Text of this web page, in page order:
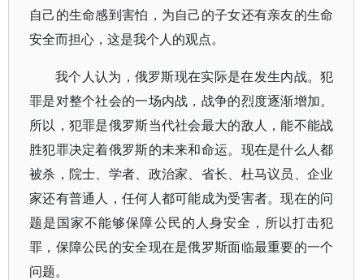
自己的生命感到害怕，为自己的子女还有亲友的生命
安全而担心，这是我个人的观点。
我个人认为，俄罗斯现在实际是在发生内战。犯
罪是对整个社会的一场内战，战争的烈度逐渐增加。
所以，犯罪是俄罗斯当代社会最大的敌人，能不能战
胜犯罪决定着俄罗斯的未来和命运。现在是什么人都
被杀，院士、学者、政治家、省长、杜马议员、企业
家还有普通人，任何人都可能成为受害者。现在的问
题是国家不能够保障公民的人身安全，所以打击犯
罪，保障公民的安全现在是俄罗斯面临最重要的一个
问题。